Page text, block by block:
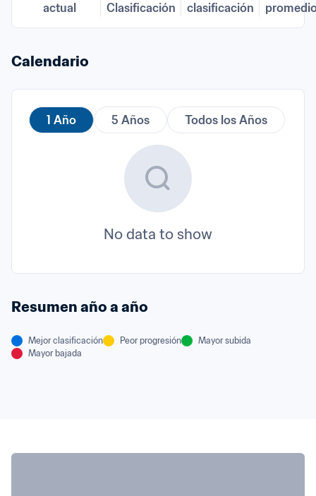
actual
Clasificación
clasificación
Calendario
1 Año 5 Años Todos los Años
No data to show
Resumen año a año
Mejor clasificación Peor progresión
Mayor subida
Mayor bajada